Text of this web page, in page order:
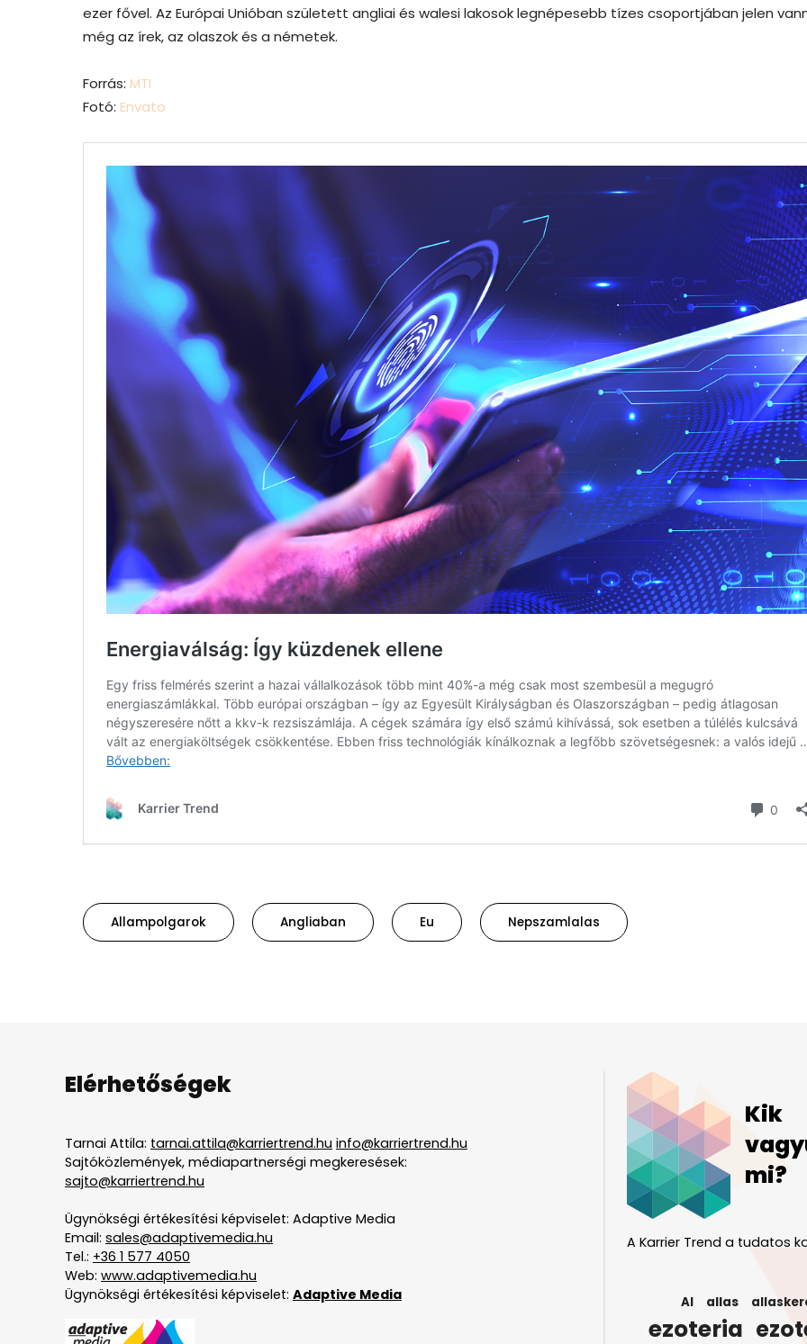
ezer fővel. Az Európai Unióban született angliai és walesi lakosok legnépesebb tízes csoportjában jelen
még az írek, az olaszok és a németek.
Forrás: MTI
Fotó: Envato
Allampolgarok Angliaban Eu Nepszamlalas
Elérhetőségek
Tarnai Attila: tarnai.attila@karriertrend.hu info@karriertrend.hu
Sajtóközlemények, médiapartnerségi megkeresések:
sajto@karriertrend.hu
Ügynökségi értékesítési képviselet: Adaptive Media
Email: sales@adaptivemedia.hu
Tel.: +36 1 577 4050
Web: www.adaptivemedia.hu
Ügynökségi értékesítési képviselet: Adaptive Media
Kik
mi?
A Karrier Trend a tudatos
AI allas
ezoteria